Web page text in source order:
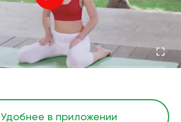
Удобнее в приложении